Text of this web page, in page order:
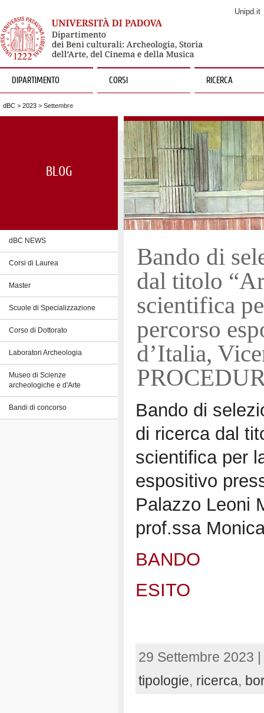
Unipd.it
DIPARTIMENTO CORSI RICERCA
dBC > 2023 > Settembre
BLOG
dBC NEWS
Corsi di Laurea
Master
Scuole di Specializzazione
Corso di Dottorato
Laboratori Archeologia
Museo di Scienze
archeologiche e d'Arte
Bandi di concorso
Bando di
dal titolo
scientifica
percorso
d’Italia,
Bando di
di ricerca dal
scientifica per
espositivo
Palazzo Leoni
prof.ssa
BANDO
ESITO
29 Settembre 2023 |
tipologie, ricerca,